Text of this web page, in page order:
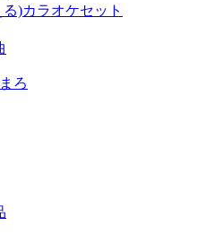
)カラオケセット
ろ